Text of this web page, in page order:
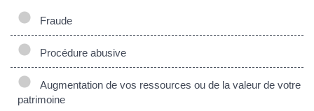
Fraude
Procédure abusive
Augmentation de vos ressources ou de la valeur de votre
patrimoine